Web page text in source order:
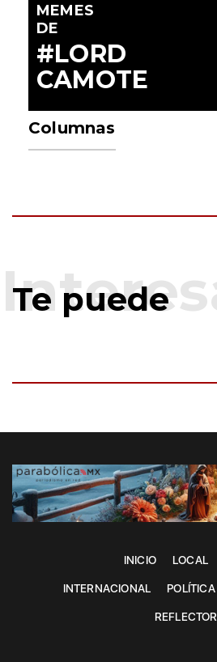
MEMES
DE
#LORD
CAMOTE
Columnas
Te puede
INICIO LOCAL
INTERNACIONAL POLÍTICA
REFLECTOR